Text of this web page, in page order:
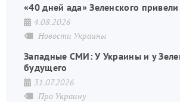
«40 дней ада» Зеленского
4.08.2026
Новости Украины
Западные СМИ: У Украины и у
будущего
31.07.2026
Про Украину